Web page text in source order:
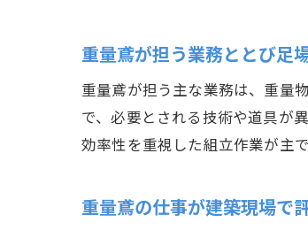
重量鳶が担う業務ととび足
重量鳶が担う主な業務は、重量
で、必要とされる技術や道具が
効率性を重視した組立作業が主
重量鳶の仕事が建築現場で